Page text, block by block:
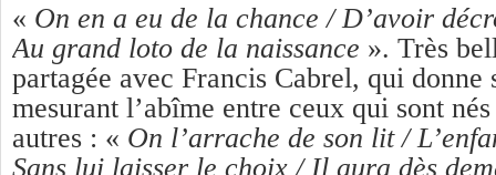
« On en a eu de la chance / D’avoir
Au grand loto de la naissance ». Très
partagée avec Francis Cabrel, qui donne
mesurant l’abîme entre ceux qui sont
autres : « On l’arrache de son lit /
Sans lui laisser le choix / Il aura dès